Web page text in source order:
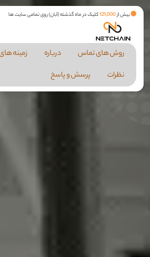
بیش از121,000کلیک در ماه گذشته (آبان) روی تمامی سایت ها
روش های تماس درباره
زمینه
نظرات
پرسش و پاسخ